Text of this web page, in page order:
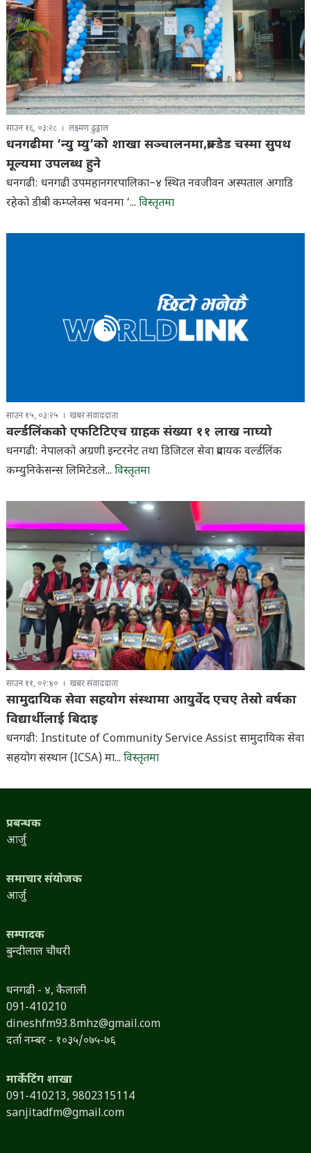
साउन १६, ०३:२८ लक्ष्मण ढुङ्गाल
धनगढीमा ‘न्यु म्यु’को शाखा सञ्चालनमा,ब्रान्डेड चस्मा सुपथ
मूल्यमा उपलब्ध हुने
धनगढी: धनगढी उपमहानगरपालिका–४ स्थित नवजीवन अस्पताल अगाडि
रहेको डीबी कम्प्लेक्स भवनमा ‘... विस्तृतमा
साउन १५, ०३:२५ खबर संवाददाता
वर्ल्डलिंकको एफटिटिएच ग्राहक संख्या ११ लाख नाघ्यो
धनगढी: नेपालको अग्रणी इन्टरनेट तथा डिजिटल सेवा प्रदायक वर्ल्डलिंक
कम्युनिकेसन्स लिमिटेडले... विस्तृतमा
साउन ११, ०२:४० खबर संवाददाता
सामुदायिक सेवा सहयोग संस्थामा आयुर्वेद एचए तेस्रो वर्षका
विद्यार्थीलाई बिदाइ
धनगढी: Institute of Community Service Assist सामुदायिक सेवा
सहयोग संस्थान (ICSA) मा... विस्तृतमा
प्रबन्धक
आर्जु
समाचार संयोजक
आर्जु
सम्पादक
बुन्दीलाल चौधरी
धनगढी - ४, कैलाली
091-410210
dineshfm93.8mhz@gmail.com
दर्ता नम्बर - १०३५/०७५-७६
मार्केटिंग शाखा
091-410213, 9802315114
sanjitadfm@gmail.com